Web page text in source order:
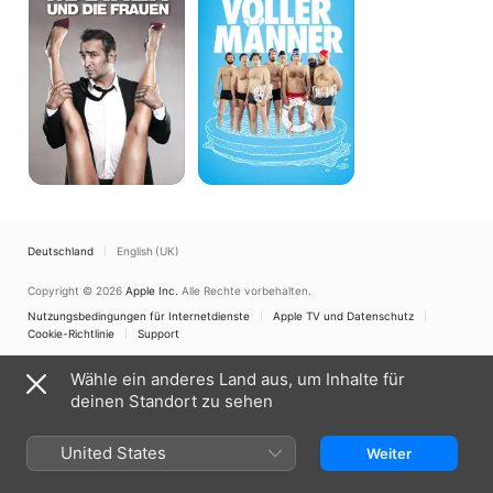
Frauen
Männer
Deutschland English (UK)
Copyright © 2026 Apple Inc. Alle Rechte vorbehalten.
Nutzungsbedingungen für Internetdienste
Apple TV und Datenschutz
Cookie-Richtlinie
Support
Wähle ein anderes Land aus, um Inhalte für
deinen Standort zu sehen
United States Weiter